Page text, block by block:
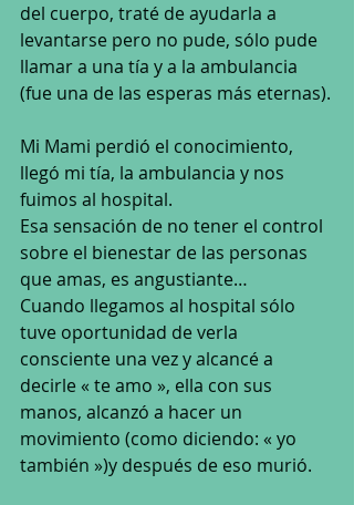
del cuerpo, traté de ayudarla a
levantarse pero no pude, sólo pude
llamar a una tía y a la ambulancia
(fue una de las esperas más eternas).
Mi Mami perdió el conocimiento,
llegó mi tía, la ambulancia y nos
fuimos al hospital.
Esa sensación de no tener el control
sobre el bienestar de las personas
que amas, es angustiante…
Cuando llegamos al hospital sólo
tuve oportunidad de verla
consciente una vez y alcancé a
decirle « te amo », ella con sus
manos, alcanzó a hacer un
movimiento (como diciendo: « yo
también »)y después de eso murió.